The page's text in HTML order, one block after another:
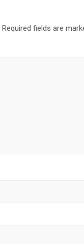
Required fields are